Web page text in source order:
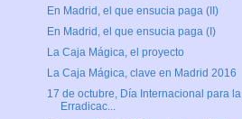
En Madrid, el que ensucia paga (II)
En Madrid, el que ensucia paga (I)
La Caja Mágica, el proyecto
La Caja Mágica, clave en Madrid 2016
17 de octubre, Día Internacional para la
Erradicac...